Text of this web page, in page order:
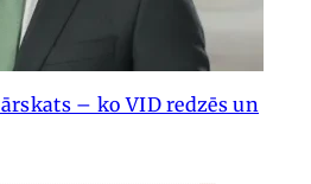
– ko VID redzēs un